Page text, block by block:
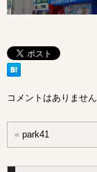
コメントはありません
« park41